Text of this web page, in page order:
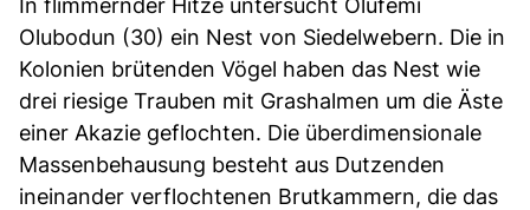
In flimmernder Hitze untersucht Olufemi
Olubodun (30) ein Nest von Siedelwebern. Die in
Kolonien brütenden Vögel haben das Nest wie
drei riesige Trauben mit Grashalmen um die Äste
einer Akazie geflochten. Die überdimensionale
Massenbehausung besteht aus Dutzenden
ineinander verflochtenen Brutkammern, die das